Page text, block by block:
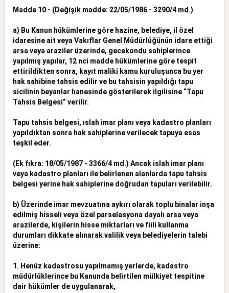
Madde 10 - (Değişik madde: 22/05/1986 - 3290/4 md.)
a) Bu Kanun hükümlerine göre hazine, belediye, il özel
idaresine ait veya Vakıflar Genel Müdürlüğünün idare ettiği
arsa veya araziler üzerinde, gecekondu sahiplerince
yapılmış yapılar, 12 nci madde hükümlerine göre tespit
ettirildikten sonra, kayıt maliki kamu kuruluşunca bu yer
hak sahibine tahsis edilir ve bu tahsisin yapıldığı tapu
sicilinin beyanlar hanesinde gösterilerek ilgilisine “Tapu
Tahsis Belgesi” verilir.
Tapu tahsis belgesi, ıslah imar planı veya kadastro planları
yapıldıktan sonra hak sahiplerine verilecek tapuya esas
teşkil eder.
(Ek fıkra: 18/05/1987 - 3366/4 md.) Ancak islah imar planı
veya kadastro planları ile belirlenen alanlarda tapu tahsis
belgesi yerine hak sahiplerine doğrudan tapuları verilebilir.
b) Üzerinde imar mevzuatına aykırı olarak toplu binalar inşa
edilmiş hisseli veya özel parselasyona dayalı arsa veya
arazilerde, kişilerin hisse miktarları ve fiili kullanma
durumları dikkate alınarak valilik veya belediyelerin talebi
üzerine:
1. Henüz kadastrosu yapılmamış yerlerde, kadastro
müdürlüklerince bu Kanunda belirtilen mülkiyet tespitine
dair hükümler de uygulanarak,